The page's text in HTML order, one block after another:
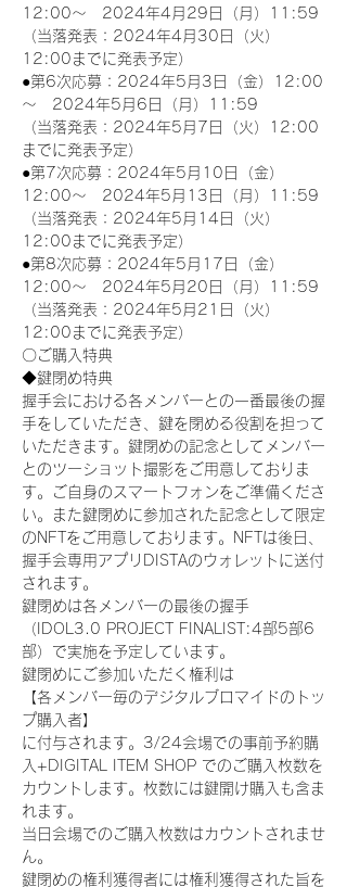
12:00～　2024年4月29日（月）11:59
（当落発表：2024年4月30日（火）
12:00までに発表予定）
●第6次応募：2024年5月3日（金）12:00
～　2024年5月6日（月）11:59
（当落発表：2024年5月7日（火）12:00
までに発表予定）
●第7次応募：2024年5月10日（金）
12:00～　2024年5月13日（月）11:59
（当落発表：2024年5月14日（火）
12:00までに発表予定）
●第8次応募：2024年5月17日（金）
12:00～　2024年5月20日（月）11:59
（当落発表：2024年5月21日（火）
12:00までに発表予定）
〇ご購入特典
◆鍵閉め特典
握手会における各メンバーとの一番最後の握
手をしていただき、鍵を閉める役割を担って
いただきます。鍵閉めの記念としてメンバー
とのツーショット撮影をご用意しておりま
す。ご自身のスマートフォンをご準備くださ
い。また鍵閉めに参加された記念として限定
のNFTをご用意しております。NFTは後日、
握手会専用アプリDISTAのウォレットに送付
されます。
鍵閉めは各メンバーの最後の握手
（IDOL3.0 PROJECT FINALIST:4部5部6
部）で実施を予定しています。
鍵閉めにご参加いただく権利は
【各メンバー毎のデジタルブロマイドのトッ
プ購入者】
に付与されます。3/24会場での事前予約購
入+DIGITAL ITEM SHOP でのご購入枚数を
カウントします。枚数には鍵開け購入も含ま
れます。
当日会場でのご購入枚数はカウントされませ
ん。
鍵閉めの権利獲得者には権利獲得された旨を